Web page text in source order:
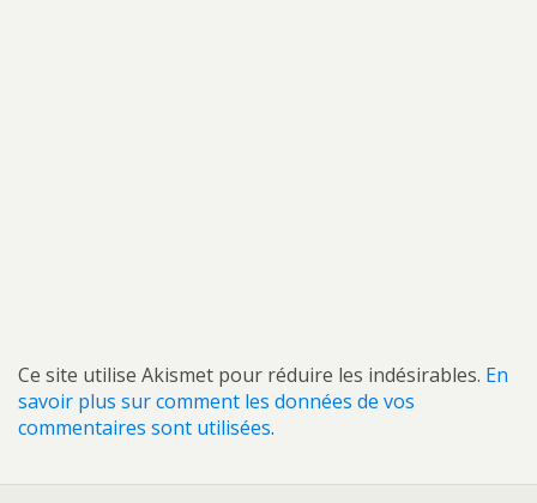
Ce site utilise Akismet pour réduire les indésirables. En
savoir plus sur comment les données de vos
commentaires sont utilisées.